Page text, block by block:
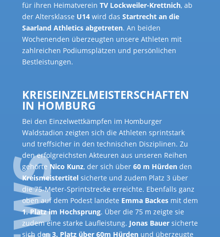
für ihren Heimatverein TV Lockweiler-Krettnich, ab
der Altersklasse U14wird das Startrecht an die
Saarland Athletics abgetreten. An beiden
Wochenenden überzeugten unsere Athleten mit
zahlreichen Podiumsplätzen und persönlichen
Bestleistungen.
KREISEINZELMEISTERSCHAFTEN
IN HOMBURG
Bei den Einzelwettkämpfen im Homburger
Waldstadion zeigten sich die Athleten sprintstark
und treffsicher in den technischen Disziplinen. Zu
den erfolgreichsten Akteuren aus unseren Reihen
gehörte Nico Kunz, der sich über 60 m Hürdenden
Kreismeistertitel sicherte und zudem Platz 3 über
die 75-Meter-Sprintstrecke erreichte. Ebenfalls ganz
oben auf dem Podest landete Emma Backesmit dem
1. Platz im Hochsprung. Über die 75 m zeigte sie
zudem eine starke Laufleistung. Jonas Bauersicherte
sich den3. Platz über 60m Hürdenund überzeugte